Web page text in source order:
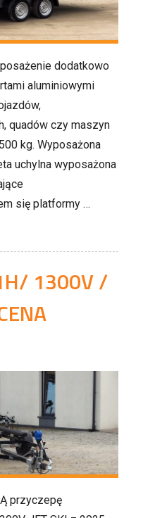
dodatkowo
aluminiowymi
quadów czy maszyn
kg. Wyposażona
uchylna wyposażona
się platformy …
1300V /
przyczepę